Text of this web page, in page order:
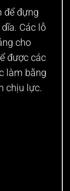
để đựng
Các lỗ
cho
được các
làm bằng
chịu lực.